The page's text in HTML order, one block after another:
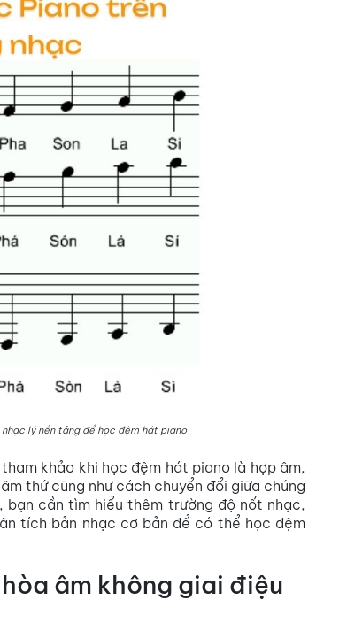
lý nền tảng để học đệm hát piano
khảo khi học đệm hát piano là hợp âm,
thứ cũng như cách chuyển đổi giữa chúng
bạn cần tìm hiểu thêm trường độ nốt nhạc,
tích bản nhạc cơ bản để có thể học đệm
âm không giai điệu